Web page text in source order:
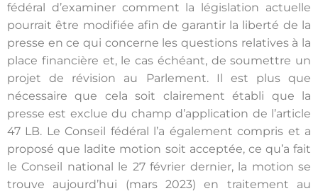
fédéral d’examiner comment la législation actuelle
pourrait être modifiée afin de garantir la liberté de la
presse en ce qui concerne les questions relatives à la
place financière et, le cas échéant, de soumettre un
projet de révision au Parlement. Il est plus que
nécessaire que cela soit clairement établi que la
presse est exclue du champ d’application de l’article
47 LB. Le Conseil fédéral l’a également compris et a
proposé que ladite motion soit acceptée, ce qu’a fait
le Conseil national le 27 février dernier, la motion se
trouve aujourd’hui (mars 2023) en traitement au